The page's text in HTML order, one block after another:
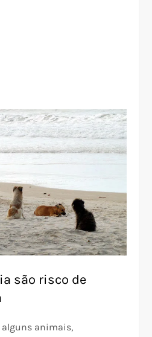
são risco de
alguns animais,